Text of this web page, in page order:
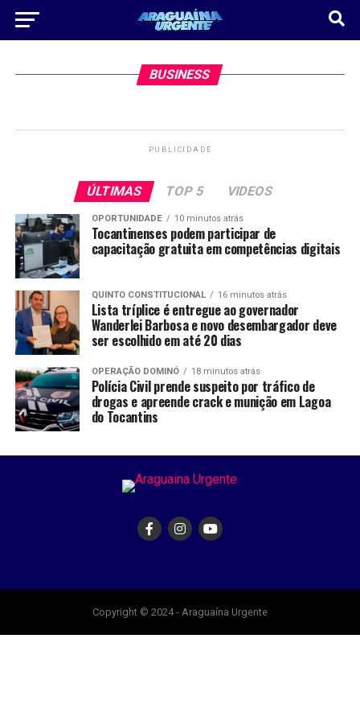
BUSINESS
PUBLICIDADE
ÚLTIMAS TOP 5 VIDEOS
OPORTUNIDADE 10 minutos atrás
Tocantinenses podem participar de
capacitação gratuita em competências digitais
QUINTO CONSTITUCIONAL 16 minutos atrás
Lista tríplice é entregue ao governador
Wanderlei Barbosa e novo desembargador deve
ser escolhido em até 20 dias
OPERAÇÃO DOMINÓ 18 minutos atrás
Polícia Civil prende suspeito por tráfico de
drogas e apreende crack e munição em Lagoa
do Tocantins
Copyright © 2024 - Araguaína Urgente